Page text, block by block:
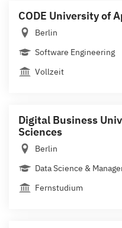
CODE University of
Berlin
Software Engineering
Vollzeit
Digital Business
Sciences
Berlin
Data Science &
Fernstudium